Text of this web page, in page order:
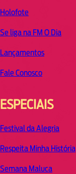
Holofote
Se liga na FM O Dia
Lançamentos
Fale Conosco
ESPECIAIS
Festival da Alegria
Respeita Minha História
Semana Maluca